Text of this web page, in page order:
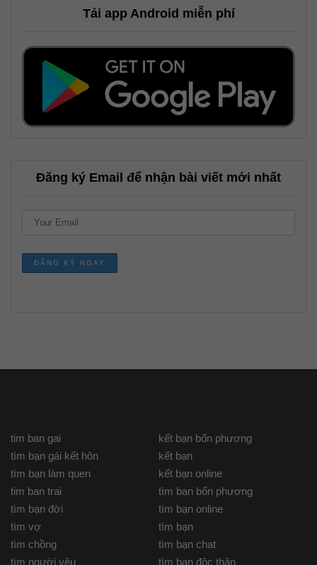
Tải app Android miễn phí
Đăng ký Email để nhận bài viết mới nhất
tim ban gai
tìm bạn gái kết hôn
tìm bạn làm quen
tim ban trai
tìm bạn đời
tìm vợ
tìm chồng
tìm người yêu
kết bạn bốn phương
kết bạn
kết bạn online
tìm bạn bốn phương
tìm bạn online
tìm bạn
tìm bạn chat
tìm bạn độc thân